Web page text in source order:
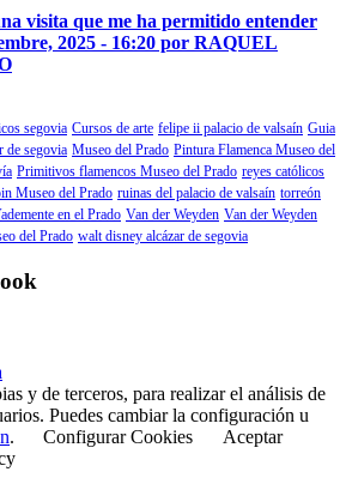
visita que me ha permitido entender
2025 - 16:20 por RAQUEL
segovia Cursos de arte felipe ii palacio de valsaín Guia
de segovia Museo del Prado Pintura Flamenca Museo del
Primitivos flamencos Museo del Prado reyes católicos
Museo del Prado ruinas del palacio de valsaín torreón
en el Prado Van der Weyden Van der Weyden
del Prado walt disney alcázar de segovia
y de terceros, para realizar el análisis de
Puedes cambiar la configuración u
. Configurar Cookies
Aceptar